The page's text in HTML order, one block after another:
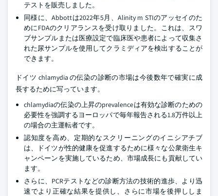
テストを販売しました。
同様に、Abbottは2022年5月、Alinity m STIのアッセイのた
めにFDAのクリアランスを受け取りました。これは、スワ
ブサンプルまたは医療設定で臨床医や患者によって収集さ
れた尿サンプルを使用してクラミディアを検出することが
できます。
ドイツ chlamydia の伝染の診断の市場は今後数年で確実に成
長するために写っています。
chlamydiaの伝染の上昇のprevalenceは有効な診断のための
必要性を強調するヨーロッパで毎年報告される1.8万件以上
の場合の主運転者です。
認知度を高め、定期的なスクリーニングのイニシアチブ
は、ドイツが性的健康を促進するために様々な公衆衛生キ
ャンペーンを実施しているため、市場成長にも貢献してい
ます。
さらに、PCRテストなどの診断方法の技術的進歩、より迅
速でより正確な結果を提供し、さらに市場を後押ししま